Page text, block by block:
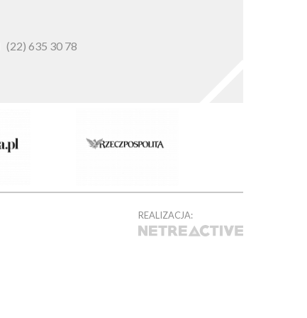
(22) 635 30 78
REALIZACJA: